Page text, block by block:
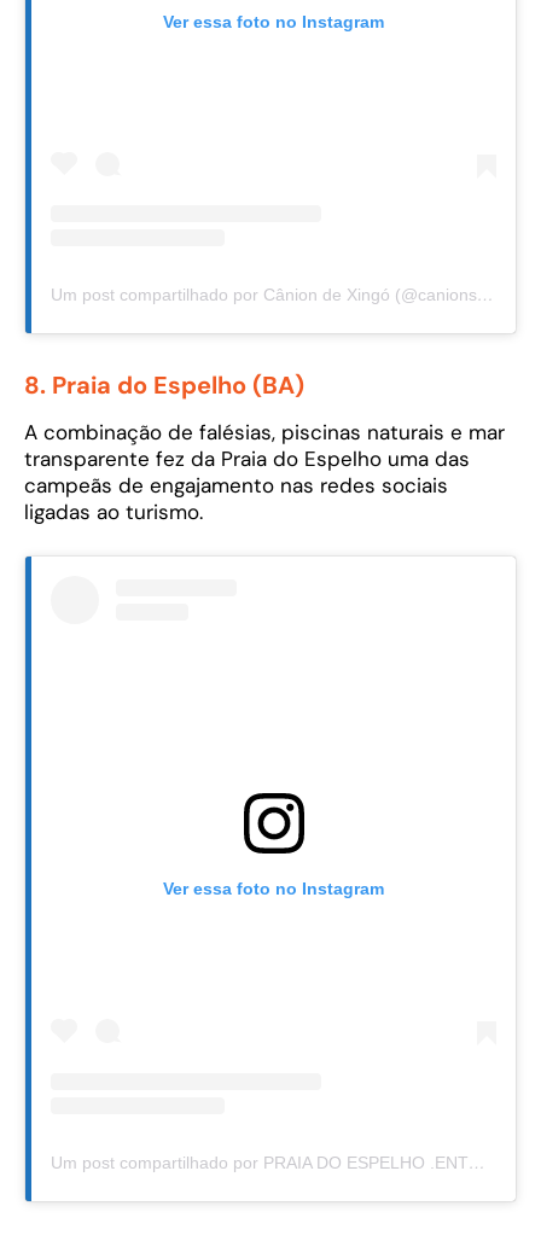
Ver essa foto no Instagram
Um post compartilhado por Cânion de Xingó (@canionsdexingo)
8. Praia do Espelho (BA)
A combinação de falésias, piscinas naturais e mar
transparente fez da Praia do Espelho uma das
campeãs de engajamento nas redes sociais
ligadas ao turismo.
Ver essa foto no Instagram
Um post compartilhado por PRAIA DO ESPELHO .ENTRADA 4 (@praiadoespelho)